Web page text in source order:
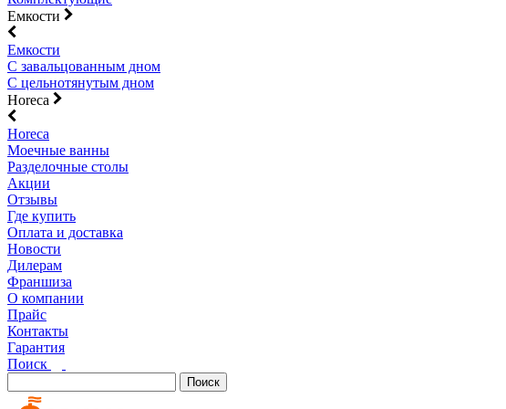
Емкости
Емкости
С завальцованным дном
С цельнотянутым дном
Horeca
Horeca
Моечные ванны
Разделочные столы
Акции
Отзывы
Где купить
Оплата и доставка
Новости
Дилерам
Франшиза
О компании
Прайс
Контакты
Гарантия
Поиск
Поиск